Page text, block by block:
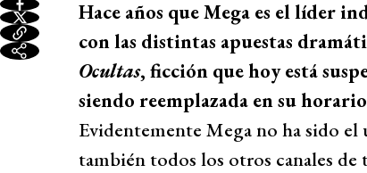
Hace años que Mega es el líder
con las distintas apuestas
Ocultas, ficción que hoy está
siendo reemplazada en su
Evidentemente Mega no ha sido
también todos los otros canales